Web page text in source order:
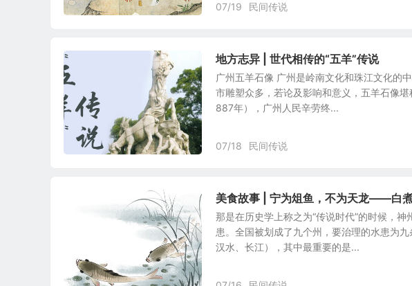
07/19 民间传说
地方志异 | 世代相传的“五羊”传说
广州五羊石像 广州是岭南文化和珠江文化的
市雕塑众多，若论及影响和意义，五羊石像
887年），广州人民辛劳终...
07/18 民间传说
美食故事 | 宁为俎鱼，不为天龙——白
那是在历史学上称之为“传说时代”的时候，
患。全国被划成了九个州，要治理的水患为
汉水、长江），其中最重要的是...